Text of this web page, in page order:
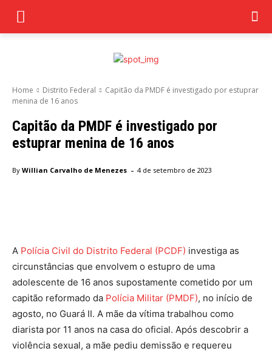
Home Distrito Federal
Capitão da PMDF é investigado por estuprar
menina de 16 anos
Capitão da PMDF é investigado por
estuprar menina de 16 anos
By Willian Carvalho de Menezes - 4 de setembro de 2023
A Polícia Civil do Distrito Federal (PCDF) investiga as
circunstâncias que envolvem o estupro de uma
adolescente de 16 anos supostamente cometido por um
capitão reformado da Polícia Militar (PMDF), no início de
agosto, no Guará II. A mãe da vítima trabalhou como
diarista por 11 anos na casa do oficial. Após descobrir a
violência sexual, a mãe pediu demissão e requereu